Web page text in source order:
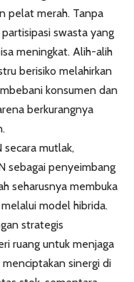
pelat merah. Tanpa
swasta yang
meningkat. Alih-alih
berisiko melahirkan
konsumen dan
berkurangnya
mutlak,
sebagai penyeimbang
seharusnya membuka
model hibrida.
strategis
ruang untuk menjaga
sinergi di